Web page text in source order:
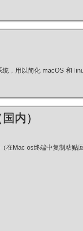
统，用以简化 macOS 和
内）
在Mac os终端中复制粘贴